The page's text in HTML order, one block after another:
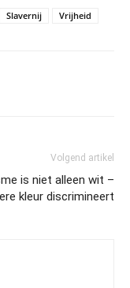
Slavernij Vrijheid
Volgend artikel
is niet alleen wit –
kleur discrimineert